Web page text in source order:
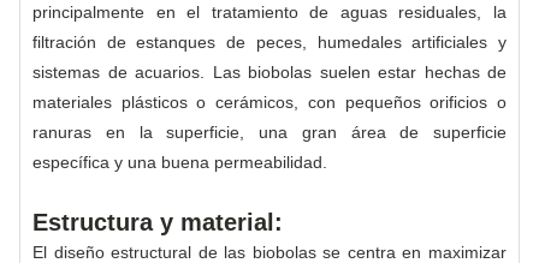
principalmente en el tratamiento de aguas residuales, la
filtración de estanques de peces, humedales artificiales y
sistemas de acuarios. Las biobolas suelen estar hechas de
materiales plásticos o cerámicos, con pequeños orificios o
ranuras en la superficie, una gran área de superficie
específica y una buena permeabilidad.
Estructura y material:
El diseño estructural de las biobolas se centra en maximizar